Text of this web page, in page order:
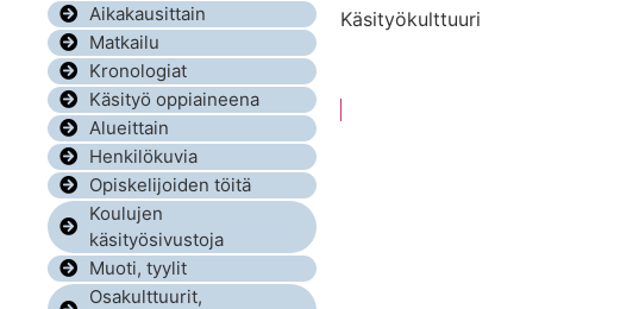
Aikakausittain
Matkailu
Kronologiat
Käsityö oppiaineena
Alueittain
Henkilökuvia
Opiskelijoiden töitä
Koulujen
käsityösivustoja
Muoti, tyylit
Osakulttuurit,
Käsityökulttuuri